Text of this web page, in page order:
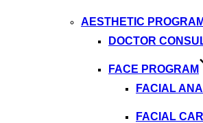
AESTHETIC
DOCTOR
FACE PROGRAM
FACIAL
FACIAL